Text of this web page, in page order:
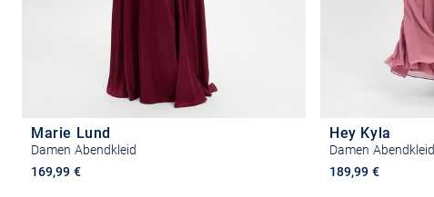
Marie Lund
Damen Abendkleid
169,99 €
Hey Kyla
Damen Abendkleid
189,99 €